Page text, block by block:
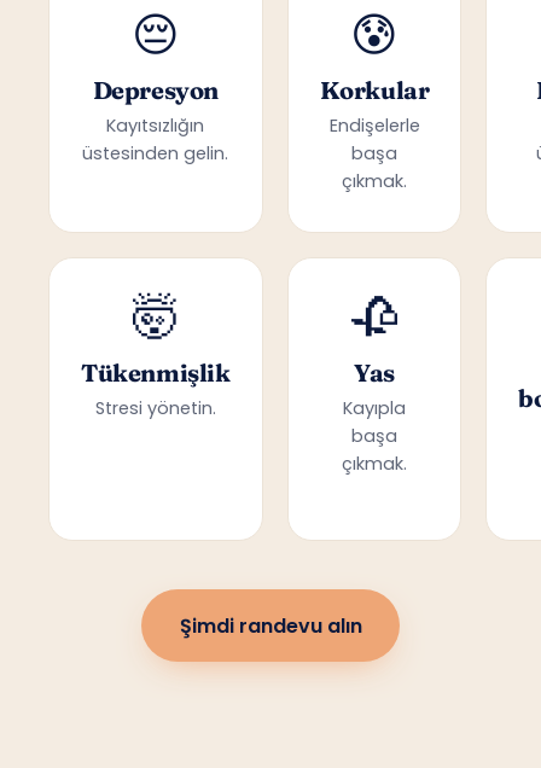
😔
Depresyon
Kayıtsızlığın
üstesinden gelin.
😰
Korkular
Endişelerle
başa
çıkmak.
🤯
Tükenmişlik
Stresi yönetin.
🥀
Yas
Kayıpla
başa
çıkmak.
Şimdi randevu alın